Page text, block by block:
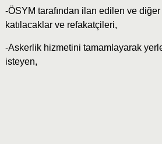
-ÖSYM tarafından ilan edilen ve
katılacaklar ve refakatçileri,
-Askerlik hizmetini tamamlayarak
isteyen,